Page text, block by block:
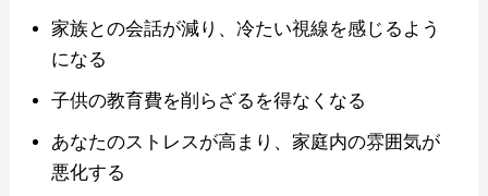
家族との会話が減り、冷たい視線を感じるよう
になる
子供の教育費を削らざるを得なくなる
あなたのストレスが高まり、家庭内の雰囲気が
悪化する